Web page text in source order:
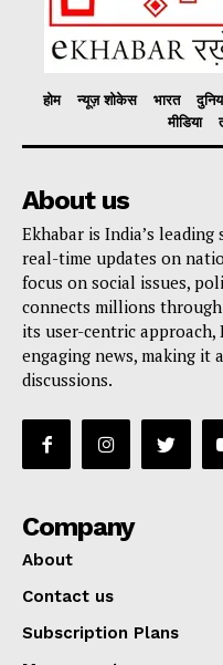
होम न्यूज़ शोकेस भारत
मीडिया
About us
Ekhabar is India’s
real-time updates on
focus on social issues,
connects millions
its user-centric
engaging news, making
discussions.
Company
About
Contact us
Subscription Plans